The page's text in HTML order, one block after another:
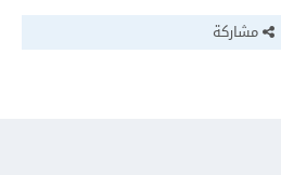
مشاركة